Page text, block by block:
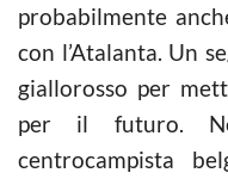
probabilmente
con l’Atalanta. Un
giallorosso per
per il futuro.
centrocampista